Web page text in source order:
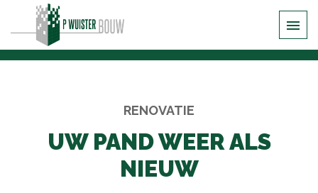
RENOVATIE
UW PAND WEER ALS
NIEUW